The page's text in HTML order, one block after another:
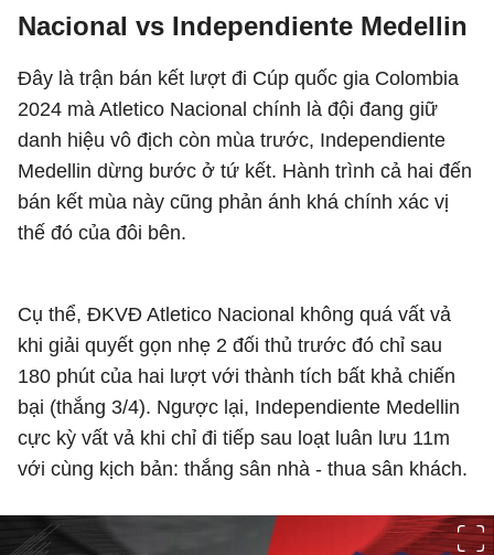
Nacional vs Independiente Medellin
Đây là trận bán kết lượt đi Cúp quốc gia Colombia
2024 mà Atletico Nacional chính là đội đang giữ
danh hiệu vô địch còn mùa trước, Independiente
Medellin dừng bước ở tứ kết. Hành trình cả hai đến
bán kết mùa này cũng phản ánh khá chính xác vị
thế đó của đôi bên.
Cụ thể, ĐKVĐ Atletico Nacional không quá vất vả
khi giải quyết gọn nhẹ 2 đối thủ trước đó chỉ sau
180 phút của hai lượt với thành tích bất khả chiến
bại (thắng 3/4). Ngược lại, Independiente Medellin
cực kỳ vất vả khi chỉ đi tiếp sau loạt luân lưu 11m
với cùng kịch bản: thắng sân nhà - thua sân khách.